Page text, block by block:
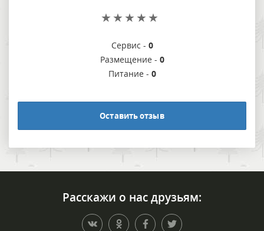
Сервис - 0
Размещение - 0
Питание - 0
Оставить отзыв
Расскажи о нас друзьям: